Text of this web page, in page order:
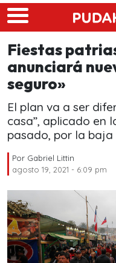
Skip to main content
Fiestas
anunciará
seguro»
El plan va a ser
casa”, aplicado en
pasado, por la baja
Por Gabriel Littin
agosto 19, 2021 - 6:09 pm